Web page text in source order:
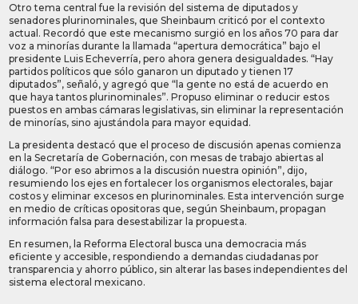
Otro tema central fue la revisión del sistema de diputados y
senadores plurinominales, que Sheinbaum criticó por el contexto
actual. Recordó que este mecanismo surgió en los años 70 para dar
voz a minorías durante la llamada “apertura democrática” bajo el
presidente Luis Echeverría, pero ahora genera desigualdades. “Hay
partidos políticos que sólo ganaron un diputado y tienen 17
diputados”, señaló, y agregó que “la gente no está de acuerdo en
que haya tantos plurinominales”. Propuso eliminar o reducir estos
puestos en ambas cámaras legislativas, sin eliminar la representación
de minorías, sino ajustándola para mayor equidad.
La presidenta destacó que el proceso de discusión apenas comienza
en la Secretaría de Gobernación, con mesas de trabajo abiertas al
diálogo. “Por eso abrimos a la discusión nuestra opinión”, dijo,
resumiendo los ejes en fortalecer los organismos electorales, bajar
costos y eliminar excesos en plurinominales. Esta intervención surge
en medio de críticas opositoras que, según Sheinbaum, propagan
información falsa para desestabilizar la propuesta.
En resumen, la Reforma Electoral busca una democracia más
eficiente y accesible, respondiendo a demandas ciudadanas por
transparencia y ahorro público, sin alterar las bases independientes del
sistema electoral mexicano.